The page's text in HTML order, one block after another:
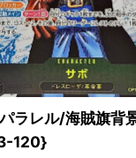
ラレル/海賊旗背
120}